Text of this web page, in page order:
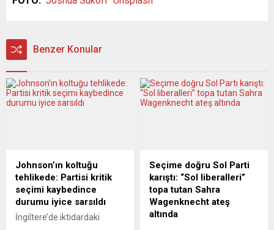
Benzer Konular
Johnson’ın koltuğu
tehlikede: Partisi kritik
seçimi kaybedince
durumu iyice sarsıldı
İngiltere’de iktidardaki
Seçime doğru Sol Parti
karıştı: “Sol liberalleri”
topa tutan Sahra
Wagenknecht ateş
altında